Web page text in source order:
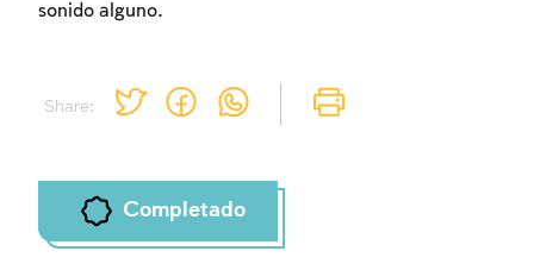
Share:
sonido alguno.
Completado